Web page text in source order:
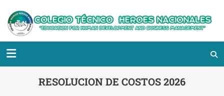
RESOLUCION DE COSTOS 2026